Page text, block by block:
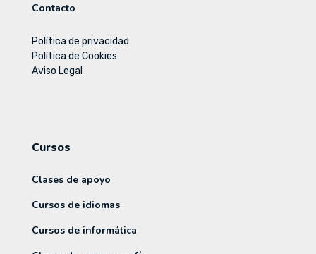
Contacto
Política de privacidad
Política de Cookies
Aviso Legal
Cursos
Clases de apoyo
Cursos de idiomas
Cursos de informática